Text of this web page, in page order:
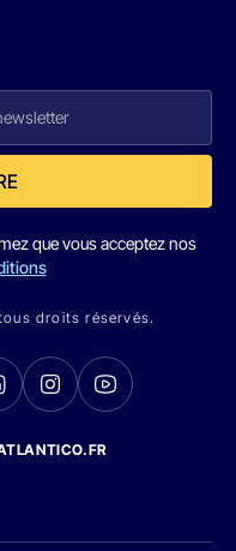
que vous acceptez nos
droits réservés.